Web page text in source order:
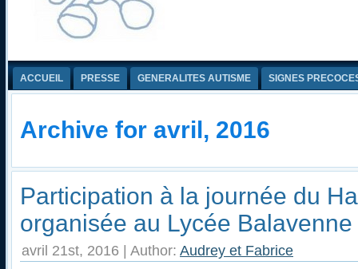
ACCUEIL PRESSE GENERALITES AUTISME SIGNES
Archive for avril, 2016
Participation à la journée du
organisée au Lycée Balavenne
avril 21st, 2016 | Author: Audrey et Fabrice